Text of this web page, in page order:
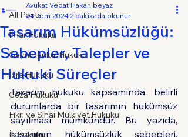
All Posts
İmar Hukuku
Gayrimenkul Hukuku
İcra Hukuku
Ceza Hukuku
Fikri ve Sınai Mülkiyet Hukuku
İş Hukuku
Tasarım Hükümsüzlüğü:
Sebepler, Talepler ve
Hukuki Süreçler
Avukat Vedat Hakan beyaz
24 Tem 20242 dakikada okunur
Tasarım hukuku kapsamında, belirli
durumlarda bir tasarımın hükümsüz
sayılması mümkündür. Bu yazıda,
tasarımın hükümsüzlük sebepleri,